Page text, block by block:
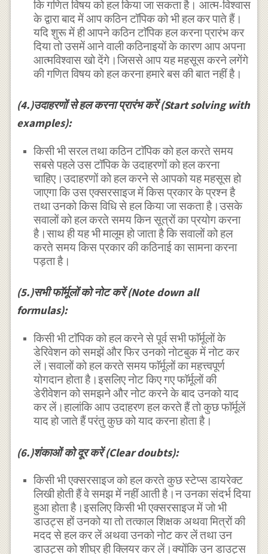
कि गणित विषय को हल किया जा सकता है। आत्म-विश्वास
के द्वारा बाद में आप कठिन टॉपिक को भी हल कर पाते हैं।
यदि शुरू में ही आपने कठिन टाॅपिक हल करना प्रारंभ कर
दिया तो उसमें आने वाली कठिनाइयों के कारण आप अपना
आत्मविश्वास खो देंगे।जिससे आप यह महसूस करने लगेंगे
की गणित विषय को हल करना हमारे बस की बात नहीं है।
(4.)उदाहरणों से हल करना प्रारंभ करें (Start solving with
examples):
किसी भी सरल तथा कठिन टाॅपिक को हल करते समय
सबसे पहले उस टॉपिक के उदाहरणों को हल करना
चाहिए।उदाहरणों को हल करने से आपको यह महसूस हो
जाएगा कि उस एक्सरसाइज में किस प्रकार के प्रश्न है
तथा उनको किस विधि से हल किया जा सकता है।उसके
सवालों को हल करते समय किन सूत्रों का प्रयोग करना
है।साथ ही यह भी मालूम हो जाता है कि सवालों को हल
करते समय किस प्रकार की कठिनाई का सामना करना
पड़ता है।
(5.)सभी फाॅर्मूलों को नोट करें (Note down all
formulas):
किसी भी टाॅपिक को हल करने से पूर्व सभी फाॅर्मूलों के
डेरिवेशन को समझें और फिर उनको नोटबुक में नोट कर
लें।सवालों को हल करते समय फाॅर्मूलों का महत्त्वपूर्ण
योगदान होता है।इसलिए नोट किए गए फाॅर्मूलों की
डेरीवेशन को समझने और नोट करने के बाद उनको याद
कर लें।हालांकि आप उदाहरण हल करते हैं तो कुछ फाॅर्मूलें
याद हो जाते हैं परंतु कुछ को याद करना होता है।
(6.)शंकाओं को दूर करें (Clear doubts):
किसी भी एक्सरसाइज को हल करते कुछ स्टेप्स डायरेक्ट
लिखी होती हैं वे समझ में नहीं आती है।न उनका संदर्भ दिया
हुआ होता है।इसलिए किसी भी एक्सरसाइज में जो भी
डाउट्स हों उनको या तो तत्काल शिक्षक अथवा मित्रों की
मदद से हल कर लें अथवा उनको नोट कर लें तथा उन
डाउट्स को शीघ्र ही क्लियर कर लें।क्योंकि उन डाउट्स